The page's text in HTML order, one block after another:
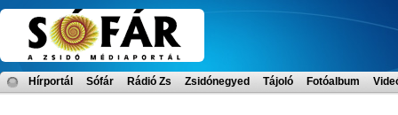
Hírportál Sófár Rádió Zs Zsidónegyed Tájoló Fotóalbum